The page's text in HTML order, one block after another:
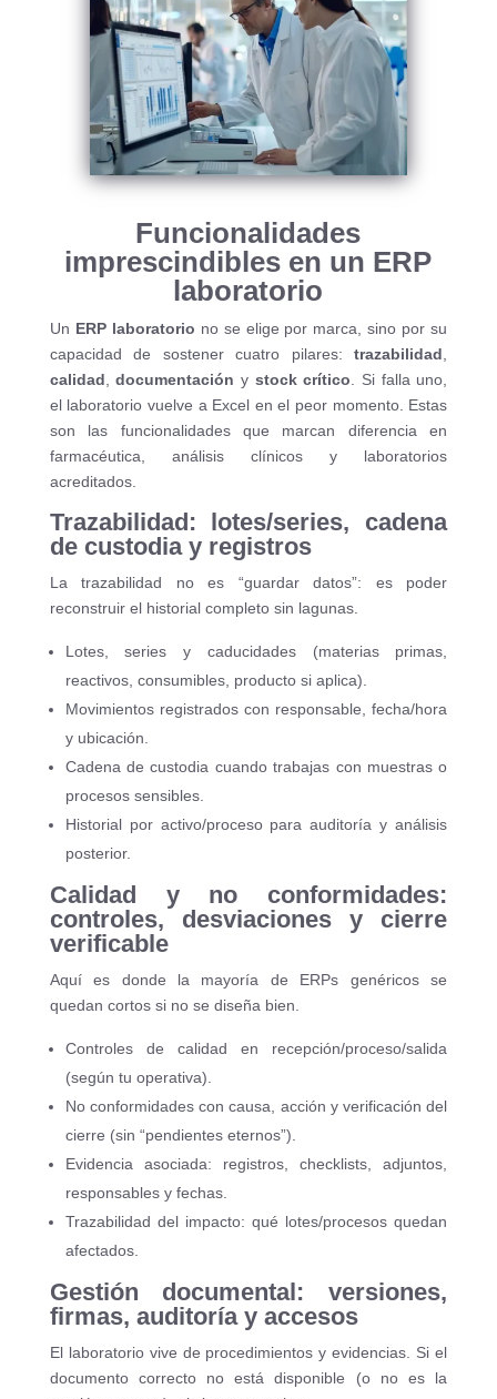
Funcionalidades
imprescindibles en un ERP
laboratorio
Un ERP laboratorio no se elige por marca, sino por su
capacidad de sostener cuatro pilares:trazabilidad,
calidad,documentación y stock crítico. Si falla uno,
el laboratorio vuelve a Excel en el peor momento. Estas
son las funcionalidades que marcan diferencia en
farmacéutica, análisis clínicos y laboratorios
acreditados.
Trazabilidad: lotes/series, cadena
de custodia y registros
La trazabilidad no es “guardar datos”: es poder
reconstruir el historial completo sin lagunas.
Lotes, series y caducidades (materias primas,
reactivos, consumibles, producto si aplica).
Movimientos registrados con responsable, fecha/hora
y ubicación.
Cadena de custodia cuando trabajas con muestras o
procesos sensibles.
Historial por activo/proceso para auditoría y análisis
posterior.
Calidad y no conformidades:
controles, desviaciones y cierre
verificable
Aquí es donde la mayoría de ERPs genéricos se
quedan cortos si no se diseña bien.
Controles de calidad en recepción/proceso/salida
(según tu operativa).
No conformidades con causa, acción y verificación del
cierre (sin “pendientes eternos”).
Evidencia asociada: registros, checklists, adjuntos,
responsables y fechas.
Trazabilidad del impacto: qué lotes/procesos quedan
afectados.
Gestión documental: versiones,
firmas, auditoría y accesos
El laboratorio vive de procedimientos y evidencias. Si el
documento correcto no está disponible (o no es la